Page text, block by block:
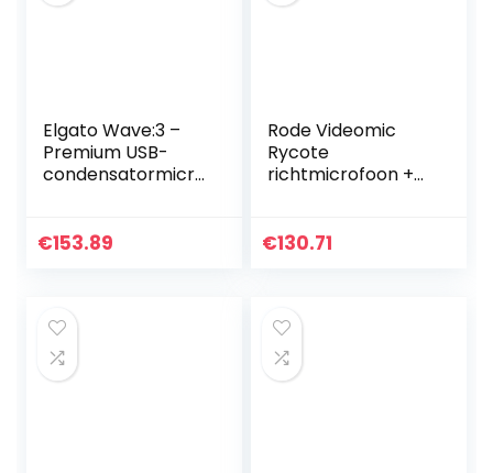
Elgato Wave:3 –
Premium USB-
condensatormicro
voor streaming,
mixersoftware,
plug-ins voor
geluidseffecten,
€153.89
Rode Videomic
Rycote
richtmicrofoon +
windscherm
€130.71